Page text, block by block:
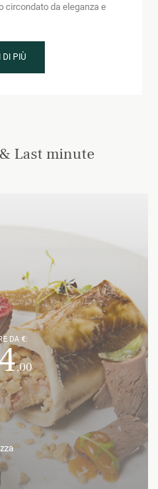
circondato da eleganza e
DI PIÙ
Last minute
DA €:
,00